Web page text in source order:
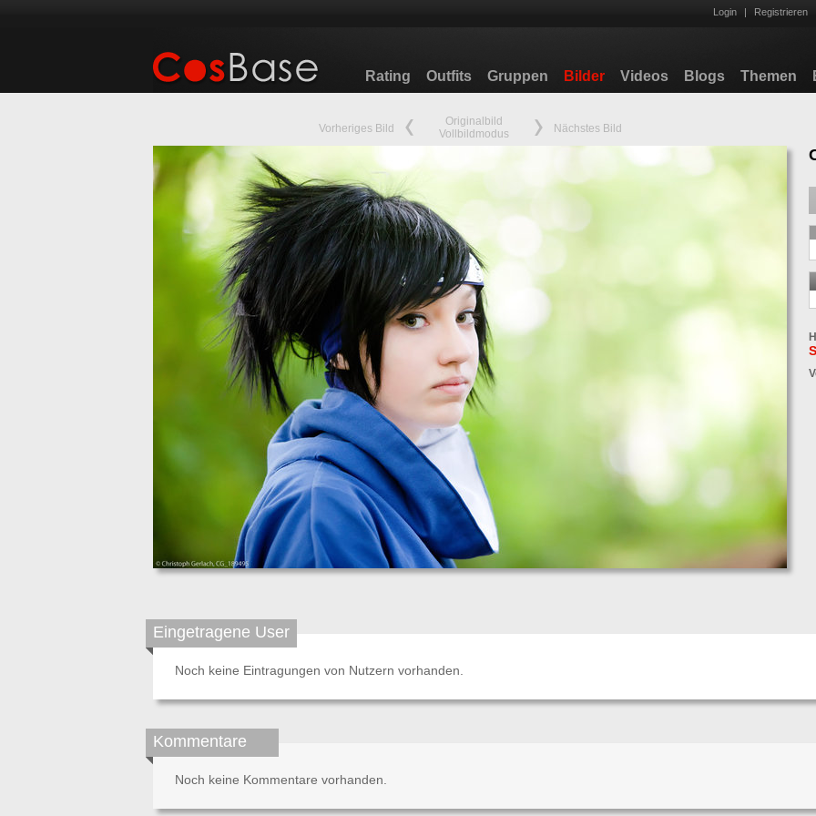
Login | Registrieren
Rating Outfits Gruppen Bilder Videos Blogs Themen
Vorheriges Bild
Originalbild
Vollbildmodus
Nächstes Bild
Eingetragene User
Noch keine Eintragungen von Nutzern vorhanden.
Kommentare
Noch keine Kommentare vorhanden.